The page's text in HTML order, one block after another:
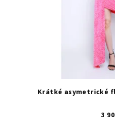
Krátké asymetrické
3